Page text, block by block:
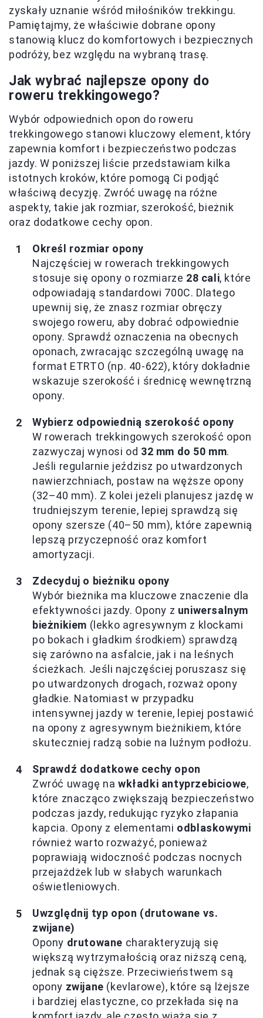
zyskały uznanie wśród miłośników trekkingu.
Pamiętajmy, że właściwie dobrane opony
stanowią klucz do komfortowych i bezpiecznych
podróży, bez względu na wybraną trasę.
Jak wybrać najlepsze opony do
roweru trekkingowego?
Wybór odpowiednich opon do roweru
trekkingowego stanowi kluczowy element, który
zapewnia komfort i bezpieczeństwo podczas
jazdy. W poniższej liście przedstawiam kilka
istotnych kroków, które pomogą Ci podjąć
właściwą decyzję. Zwróć uwagę na różne
aspekty, takie jak rozmiar, szerokość, bieżnik
oraz dodatkowe cechy opon.
Określ rozmiar opony
Najczęściej w rowerach trekkingowych
stosuje się opony o rozmiarze 28 cali, które
odpowiadają standardowi 700C. Dlatego
upewnij się, że znasz rozmiar obręczy
swojego roweru, aby dobrać odpowiednie
opony. Sprawdź oznaczenia na obecnych
oponach, zwracając szczególną uwagę na
format ETRTO (np. 40-622), który dokładnie
wskazuje szerokość i średnicę wewnętrzną
opony.
Wybierz odpowiednią szerokość opony
W rowerach trekkingowych szerokość opon
zazwyczaj wynosi od 32 mm do 50 mm.
Jeśli regularnie jeździsz po utwardzonych
nawierzchniach, postaw na węższe opony
(32–40 mm). Z kolei jeżeli planujesz jazdę w
trudniejszym terenie, lepiej sprawdzą się
opony szersze (40–50 mm), które zapewnią
lepszą przyczepność oraz komfort
amortyzacji.
Zdecyduj o bieżniku opony
Wybór bieżnika ma kluczowe znaczenie dla
efektywności jazdy. Opony z uniwersalnym
bieżnikiem (lekko agresywnym z klockami
po bokach i gładkim środkiem) sprawdzą
się zarówno na asfalcie, jak i na leśnych
ścieżkach. Jeśli najczęściej poruszasz się
po utwardzonych drogach, rozważ opony
gładkie. Natomiast w przypadku
intensywnej jazdy w terenie, lepiej postawić
na opony z agresywnym bieżnikiem, które
skuteczniej radzą sobie na luźnym podłożu.
Sprawdź dodatkowe cechy opon
Zwróć uwagę na wkładki antyprzebiciowe,
które znacząco zwiększają bezpieczeństwo
podczas jazdy, redukując ryzyko złapania
kapcia. Opony z elementami odblaskowymi
również warto rozważyć, ponieważ
poprawiają widoczność podczas nocnych
przejażdżek lub w słabych warunkach
oświetleniowych.
Uwzględnij typ opon (drutowane vs.
zwijane)
Opony drutowane charakteryzują się
większą wytrzymałością oraz niższą ceną,
jednak są cięższe. Przeciwieństwem są
opony zwijane (kevlarowe), które są lżejsze
i bardziej elastyczne, co przekłada się na